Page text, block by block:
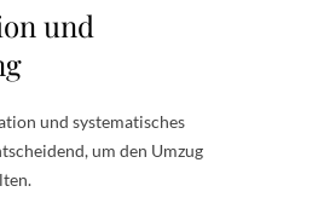
und
und systematisches
um den Umzug